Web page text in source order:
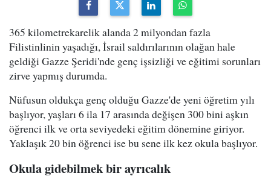
365 kilometrekarelik alanda 2 milyondan fazla
Filistinlinin yaşadığı, İsrail saldırılarının olağan hale
geldiği Gazze Şeridi'nde genç işsizliği ve eğitimi sorunları
zirve yapmış durumda.
Nüfusun oldukça genç olduğu Gazze'de yeni öğretim yılı
başlıyor, yaşları 6 ila 17 arasında değişen 300 bini aşkın
öğrenci ilk ve orta seviyedeki eğitim dönemine giriyor.
Yaklaşık 20 bin öğrenci ise bu sene ilk kez okula başlıyor.
Okula gidebilmek bir ayrıcalık